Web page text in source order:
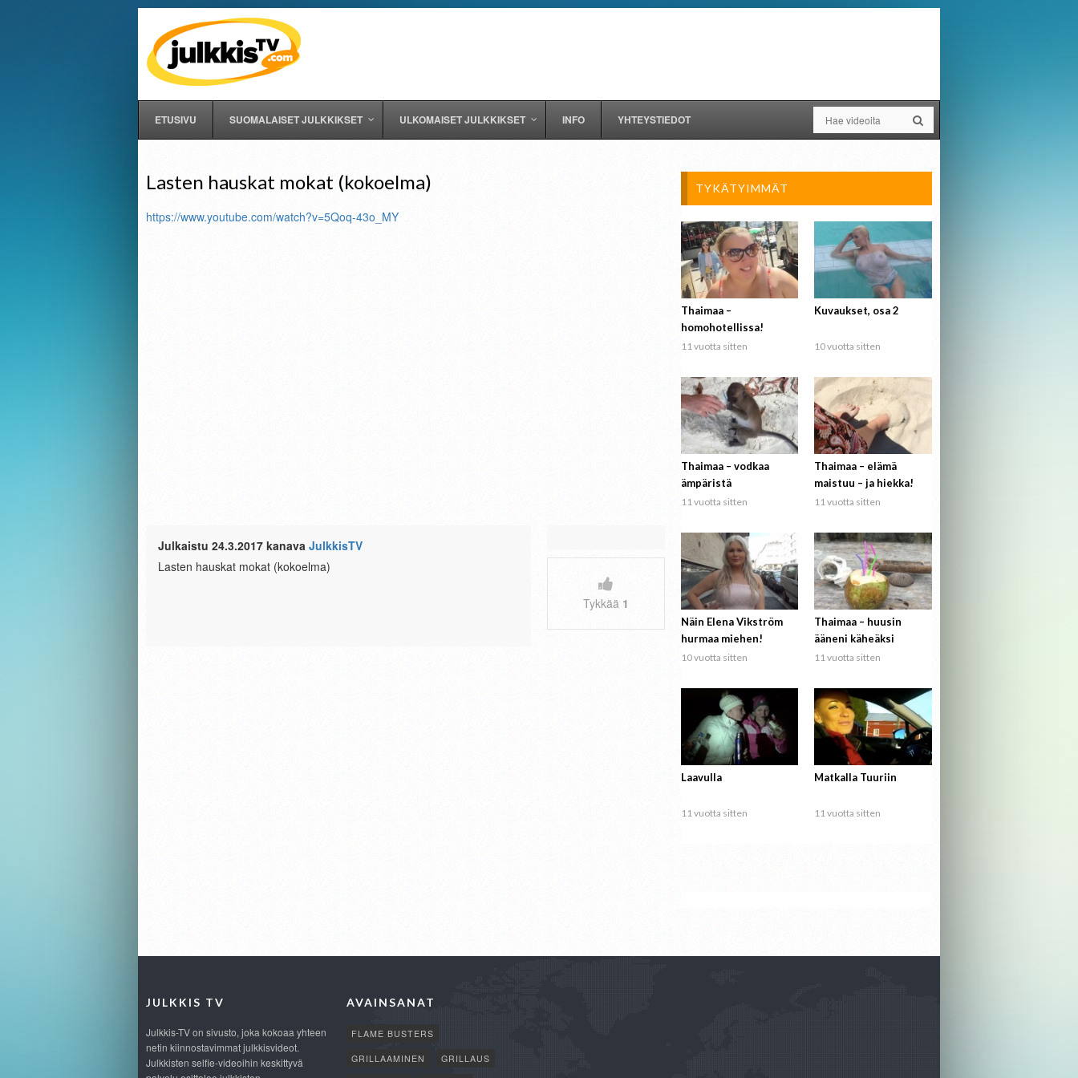
ETUSIVU SUOMALAISET JULKKIKSET ULKOMAISET JULKKIKSET INFO YHTEYSTIEDOT
Lasten hauskat mokat (kokoelma)
https://www.youtube.com/watch?v=5Qoq-43o_MY
Julkaistu 24.3.2017 kanava JulkkisTV
Lasten hauskat mokat (kokoelma)
Tykkää 1
TYKÄTYIMMÄT
Thaimaa –
homohotellissa!
11 vuotta sitten
Kuvaukset, osa 2
10 vuotta sitten
Thaimaa – vodkaa
ämpäristä
11 vuotta sitten
Thaimaa – elämä
maistuu – ja hiekka!
11 vuotta sitten
Näin Elena Vikström
hurmaa miehen!
10 vuotta sitten
Thaimaa – huusin
ääneni käheäksi
11 vuotta sitten
Laavulla
11 vuotta sitten
Matkalla Tuuriin
11 vuotta sitten
JULKKIS TV
Julkkis-TV on sivusto, joka kokoaa yhteen
netin kiinnostavimmat julkkisvideot.
Julkkisten selfie-videoihin keskittyvä
AVAINSANAT
FLAME BUSTERS
GRILLAAMINEN GRILLAUS